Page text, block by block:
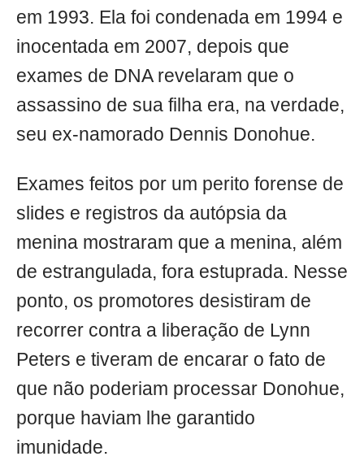
em 1993. Ela foi condenada em 1994 e
inocentada em 2007, depois que
exames de DNA revelaram que o
assassino de sua filha era, na verdade,
seu ex-namorado Dennis Donohue.
Exames feitos por um perito forense de
slides e registros da autópsia da
menina mostraram que a menina, além
de estrangulada, fora estuprada. Nesse
ponto, os promotores desistiram de
recorrer contra a liberação de Lynn
Peters e tiveram de encarar o fato de
que não poderiam processar Donohue,
porque haviam lhe garantido
imunidade.